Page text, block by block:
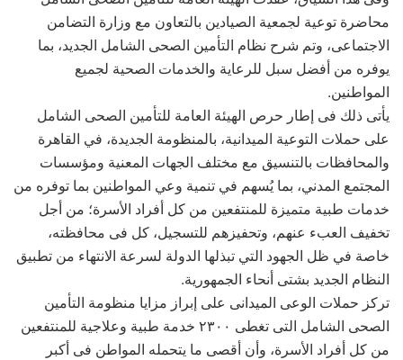
محاضرة توعية لجمعية الصيادين بالتعاون مع وزارة التضامن
الاجتماعى، وتم شرح نظام التأمين الصحى الشامل الجديد، بما
يوفره من أفضل سبل للرعاية والخدمات الصحية لجميع
المواطنين.
يأتى ذلك فى إطار حرص الهيئة العامة للتأمين الصحى الشامل
على حملات التوعية الميدانية، بالمنظومة الجديدة، في القاهرة
والمحافظات بالتنسيق مع مختلف الجهات المعنية ومؤسسات
المجتمع المدني، بما يُسهم في تنمية وعي المواطنين بما توفره من
خدمات طبية متميزة للمنتفعين من كل أفراد الأسرة؛ من أجل
تخفيف العبء عنهم، وتحفيزهم للتسجيل، كل فى محافظته،
خاصة في ظل الجهود التي تبذلها الدولة لسرعة الانتهاء من تطبيق
النظام الجديد بشتى أنحاء الجمهورية.
تركز حملات الوعى الميدانى على إبراز مزايا منظومة التأمين
الصحى الشامل التى تغطى ٢٣٠٠ خدمة طبية وعلاجية للمنتفعين
من كل أفراد الأسرة، وأن أقصى ما يتحمله المواطن فى أكبر